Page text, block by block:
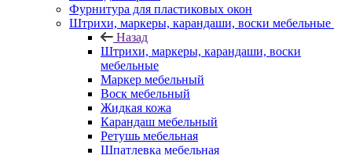
Фурнитура для пластиковых окон
Штрихи, маркеры, карандаши, воски мебельные
Назад
Штрихи, маркеры, карандаши, воски
мебельные
Маркер мебельный
Воск мебельный
Жидкая кожа
Карандаш мебельный
Ретушь мебельная
Шпатлевка мебельная